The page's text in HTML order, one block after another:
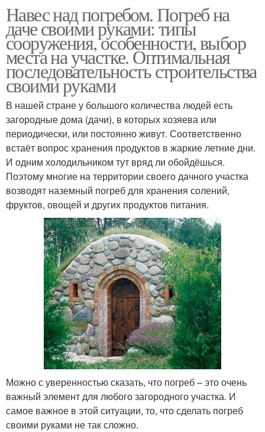
Навес над погребом. Погреб на
даче своими руками: типы
сооружения, особенности, выбор
места на участке. Оптимальная
последовательность строительства
своими руками
В нашей стране у большого количества людей есть
загородные дома (дачи), в которых хозяева или
периодически, или постоянно живут. Соответственно
встаёт вопрос хранения продуктов в жаркие летние дни.
И одним холодильником тут вряд ли обойдёшься.
Поэтому многие на территории своего дачного участка
возводят наземный погреб для хранения солений,
фруктов, овощей и других продуктов питания.
Можно с уверенностью сказать, что погреб – это очень
важный элемент для любого загородного участка. И
самое важное в этой ситуации, то, что сделать погреб
своими руками не так сложно.